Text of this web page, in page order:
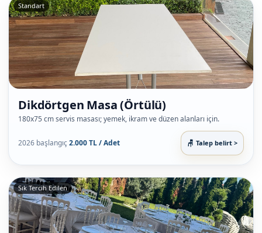
Standart
Dikdörtgen Masa (Örtülü)
180x75 cm servis masası; yemek, ikram ve düzen alanları için.
2026 başlangıç2.000 TL / Adet Talep belirt >
Sık Tercih Edilen